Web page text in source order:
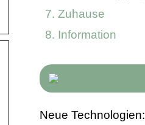
Zuhause
Information
Neue Technologien: